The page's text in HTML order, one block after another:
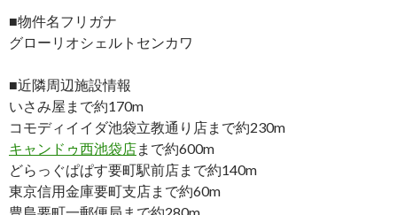
■物件名フリガナ
グローリオシェルトセンカワ
■近隣周辺施設情報
いさみ屋まで約170m
コモディイイダ池袋立教通り店まで約230m
キャンドゥ西池袋店まで約600m
どらっぐぱぱす要町駅前店まで約140m
東京信用金庫要町支店まで約60m